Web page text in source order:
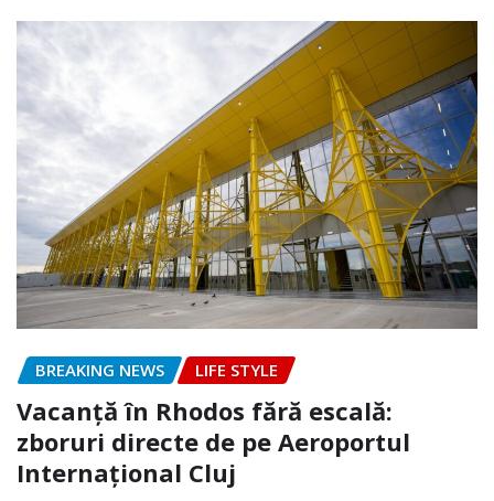
BREAKING NEWS LIFE STYLE
Vacanță în Rhodos fără escală:
zboruri directe de pe Aeroportul
Internațional Cluj